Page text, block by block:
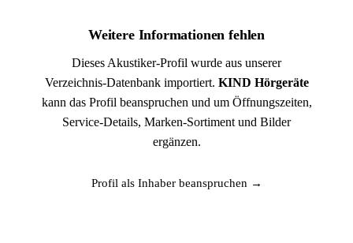
Weitere Informationen fehlen
Dieses Akustiker-Profil wurde aus unserer
Verzeichnis-Datenbank importiert. KIND Hörgeräte
kann das Profil beanspruchen und um Öffnungszeiten,
Service-Details, Marken-Sortiment und Bilder
ergänzen.
Profil als Inhaber beanspruchen →